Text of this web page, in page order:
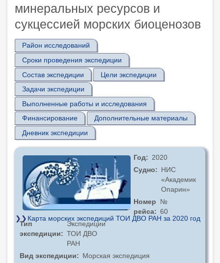
минеральных ресурсов и
сукцессией морских биоценозов
Район исследований
Сроки проведения экспедиции
Состав экспедиции
Цели экспедиции
Задачи экспедиции
Выполненные работы и исследования
Финансирование
Дополнительные материалы
Дневник экспедиции
Карта морских экспедиций ТОИ ДВО РАН за 2020 год
Год
2020
Судно
НИС
«Академик
Опарин»
Номер
рейса
№
60
Тип
экспедиции
Экспедиции
ТОИ ДВО
РАН
Вид экспедиции
Морская экспедиция